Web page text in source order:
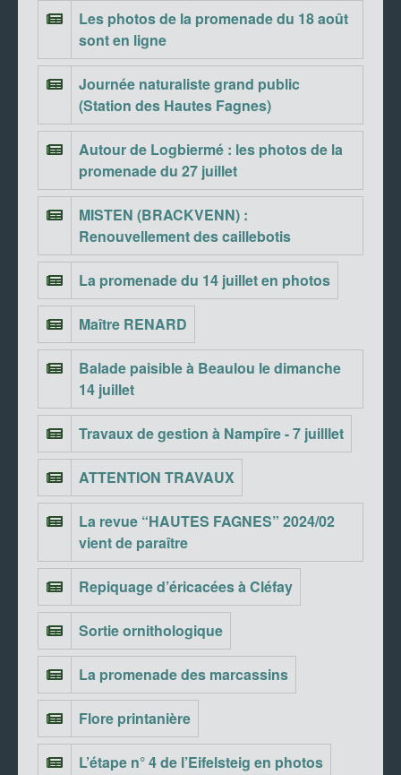
Les photos de la promenade du 18 août
sont en ligne
Journée naturaliste grand public
(Station des Hautes Fagnes)
Autour de Logbiermé : les photos de la
promenade du 27 juillet
MISTEN (BRACKVENN) :
Renouvellement des caillebotis
La promenade du 14 juillet en photos
Maître RENARD
Balade paisible à Beaulou le dimanche
14 juillet
Travaux de gestion à Nampîre - 7 juilllet
ATTENTION TRAVAUX
La revue “HAUTES FAGNES” 2024/02
vient de paraître
Repiquage d’éricacées à Cléfay
Sortie ornithologique
La promenade des marcassins
Flore printanière
L’étape n° 4 de l’Eifelsteig en photos